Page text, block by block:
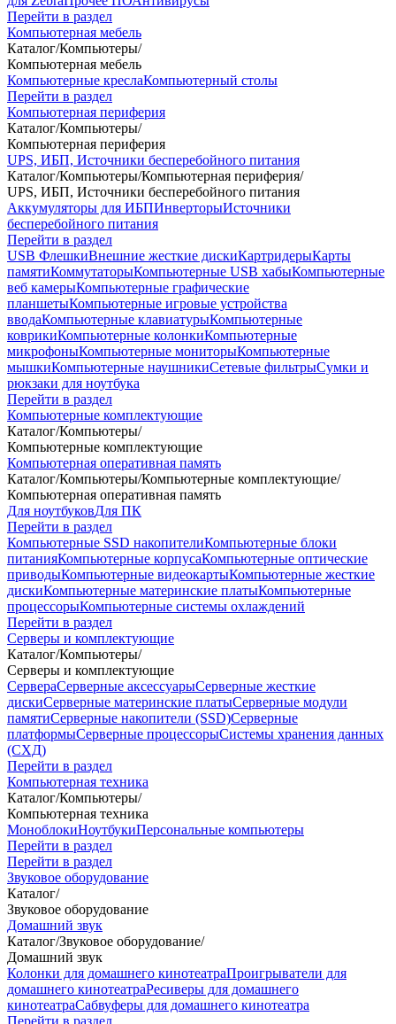
Перейти в раздел
Компьютерная мебель
Каталог/Компьютеры/
Компьютерная мебель
Компьютерные креслаКомпьютерный столы
Перейти в раздел
Компьютерная периферия
Каталог/Компьютеры/
Компьютерная периферия
UPS, ИБП, Источники бесперебойного питания
Каталог/Компьютеры/Компьютерная периферия/
UPS, ИБП, Источники бесперебойного питания
Аккумуляторы для ИБПИнверторыИсточники
бесперебойного питания
Перейти в раздел
USB ФлешкиВнешние жесткие дискиКартридерыКарты
памятиКоммутаторыКомпьютерные USB хабыКомпьютерные
веб камерыКомпьютерные графические
планшетыКомпьютерные игровые устройства
вводаКомпьютерные клавиатурыКомпьютерные
коврикиКомпьютерные колонкиКомпьютерные
микрофоныКомпьютерные мониторыКомпьютерные
мышкиКомпьютерные наушникиСетевые фильтрыСумки и
рюкзаки для ноутбука
Перейти в раздел
Компьютерные комплектующие
Каталог/Компьютеры/
Компьютерные комплектующие
Компьютерная оперативная память
Каталог/Компьютеры/Компьютерные комплектующие/
Компьютерная оперативная память
Для ноутбуковДля ПК
Перейти в раздел
Компьютерные SSD накопителиКомпьютерные блоки
питанияКомпьютерные корпусаКомпьютерные оптические
приводыКомпьютерные видеокартыКомпьютерные жесткие
дискиКомпьютерные материнские платыКомпьютерные
процессорыКомпьютерные системы охлаждений
Перейти в раздел
Серверы и комплектующие
Каталог/Компьютеры/
Серверы и комплектующие
СервераСерверные аксессуарыСерверные жесткие
дискиСерверные материнские платыСерверные модули
памятиСерверные накопители (SSD)Серверные
платформыСерверные процессорыСистемы хранения данных
(СХД)
Перейти в раздел
Компьютерная техника
Каталог/Компьютеры/
Компьютерная техника
МоноблокиНоутбукиПерсональные компьютеры
Перейти в раздел
Перейти в раздел
Звуковое оборудование
Каталог/
Звуковое оборудование
Домашний звук
Каталог/Звуковое оборудование/
Домашний звук
Колонки для домашнего кинотеатраПроигрыватели для
домашнего кинотеатраРесиверы для домашнего
кинотеатраСабвуферы для домашнего кинотеатра
Перейти в раздел